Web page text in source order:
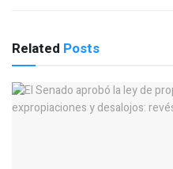
Related Posts